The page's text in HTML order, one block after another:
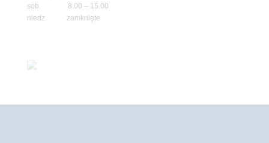
sob. 8.00 – 15.00
niedz. zamknięte